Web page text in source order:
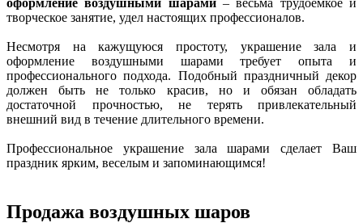
оформление воздушными шарами– весьма трудоемкое и
творческое занятие, удел настоящих профессионалов.
Несмотря на кажущуюся простоту, украшение зала и
оформление воздушными шарами требует опыта и
профессионального подхода. Подобный праздничный декор
должен быть не только красив, но и обязан обладать
достаточной прочностью, не терять привлекательный
внешний вид в течение длительного времени.
Профессиональное украшение зала шарами сделает Ваш
праздник ярким, веселым и запоминающимся!
Продажа воздушных шаров